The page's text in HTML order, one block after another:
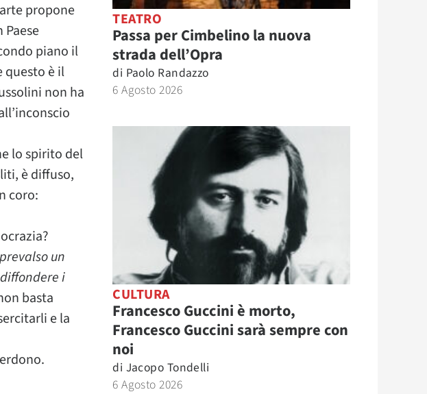
propone
piano il
questo è il
non ha
lo spirito del
è diffuso,
coro:
un
i
basta
e la
TEATRO
Passa per Cimbelino la nuova
strada dell’Opra
di Paolo Randazzo
6 Agosto 2026
CULTURA
Francesco Guccini è morto,
Francesco Guccini sarà sempre con
noi
di Jacopo Tondelli
6 Agosto 2026